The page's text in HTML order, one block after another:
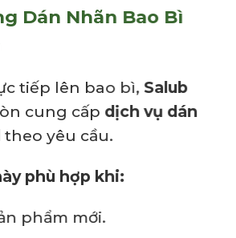
Dán Nhãn Bao Bì
tiếp lên bao bì, Salub
cung cấp dịch vụ dán
theo yêu cầu.
phù hợp khi:
phẩm mới.